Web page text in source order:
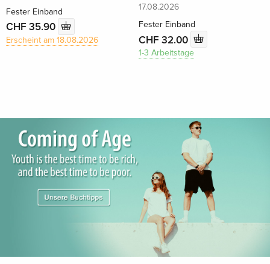
Fester Einband
CHF 35.90
Erscheint am 18.08.2026
17.08.2026
Fester Einband
CHF 32.00
1-3 Arbeitstage